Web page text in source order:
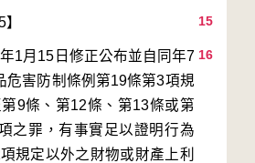
15
16
1月15日修正公布並自同年7
危害防制條例第19條第3項規
9條、第12條、第13條或第
之罪，有事實足以證明行為
規定以外之財物或財產上利